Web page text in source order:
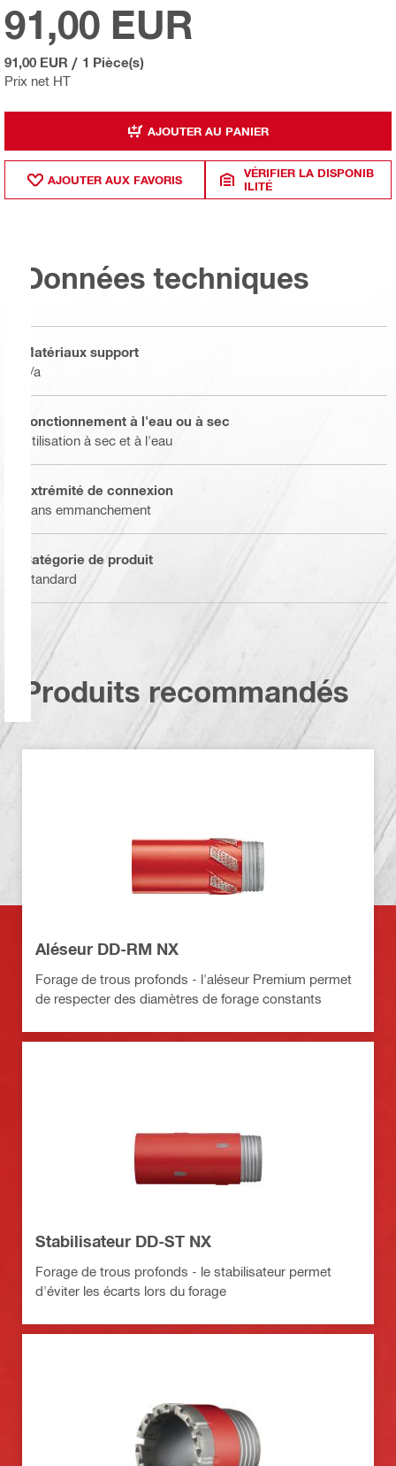
Prix net HT
91,00 EUR
91,00 EUR / 1 Pièce(s)
AJOUTER AU PANIER
AJOUTER AUX FAVORIS
VÉRIFIER LA DISPONIB
ILITÉ
Données techniques
Matériaux support
n/a
Fonctionnement à l'eau ou à sec
Utilisation à sec et à l'eau
Extrémité de connexion
Sans emmanchement
Catégorie de produit
Standard
Produits recommandés
Aléseur DD-RM NX
Forage de trous profonds - l'aléseur Premium permet
de respecter des diamètres de forage constants
Stabilisateur DD-ST NX
Forage de trous profonds - le stabilisateur permet
d'éviter les écarts lors du forage